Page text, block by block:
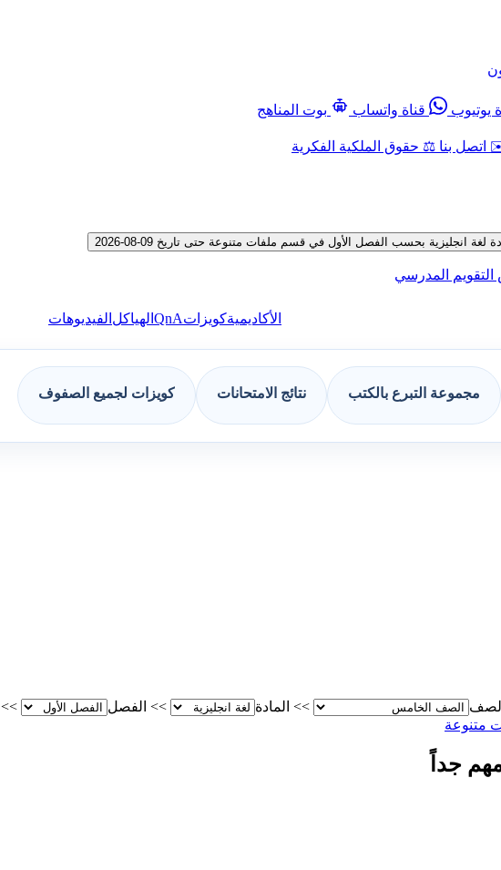
يوتيوب قناة واتساب
بوت المناهج
اتصل بنا ⚖️ حقوق الملكية الفكرية
بحسب الفصل الأول في قسم ملفات متنوعة حتى تاريخ 09-08-2026
التقويم المدرسي
الأكاديميةكويزاتQnA الهياكل الفيديوهات
مجموعة التبرع بالكتب نتائج الامتحانات كويزات لجميع الصفوف
الصف >> المادة >> الفصل >>
متنوعة
جداً